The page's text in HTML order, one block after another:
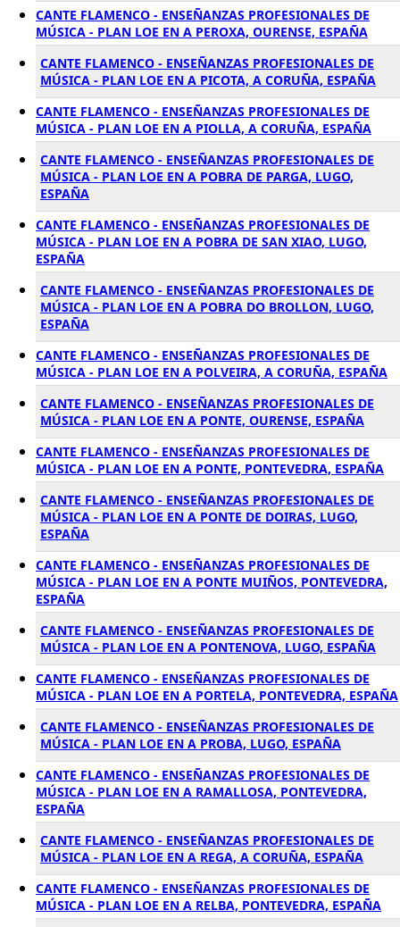
CANTE FLAMENCO - ENSEÑANZAS PROFESIONALES DE
MÚSICA - PLAN LOE EN A PEROXA, OURENSE, ESPAÑA
CANTE FLAMENCO - ENSEÑANZAS PROFESIONALES DE
MÚSICA - PLAN LOE EN A PICOTA, A CORUÑA, ESPAÑA
CANTE FLAMENCO - ENSEÑANZAS PROFESIONALES DE
MÚSICA - PLAN LOE EN A PIOLLA, A CORUÑA, ESPAÑA
CANTE FLAMENCO - ENSEÑANZAS PROFESIONALES DE
MÚSICA - PLAN LOE EN A POBRA DE PARGA, LUGO,
ESPAÑA
CANTE FLAMENCO - ENSEÑANZAS PROFESIONALES DE
MÚSICA - PLAN LOE EN A POBRA DE SAN XIAO, LUGO,
ESPAÑA
CANTE FLAMENCO - ENSEÑANZAS PROFESIONALES DE
MÚSICA - PLAN LOE EN A POBRA DO BROLLON, LUGO,
ESPAÑA
CANTE FLAMENCO - ENSEÑANZAS PROFESIONALES DE
MÚSICA - PLAN LOE EN A POLVEIRA, A CORUÑA, ESPAÑA
CANTE FLAMENCO - ENSEÑANZAS PROFESIONALES DE
MÚSICA - PLAN LOE EN A PONTE, OURENSE, ESPAÑA
CANTE FLAMENCO - ENSEÑANZAS PROFESIONALES DE
MÚSICA - PLAN LOE EN A PONTE, PONTEVEDRA, ESPAÑA
CANTE FLAMENCO - ENSEÑANZAS PROFESIONALES DE
MÚSICA - PLAN LOE EN A PONTE DE DOIRAS, LUGO,
ESPAÑA
CANTE FLAMENCO - ENSEÑANZAS PROFESIONALES DE
MÚSICA - PLAN LOE EN A PONTE MUIÑOS, PONTEVEDRA,
ESPAÑA
CANTE FLAMENCO - ENSEÑANZAS PROFESIONALES DE
MÚSICA - PLAN LOE EN A PONTENOVA, LUGO, ESPAÑA
CANTE FLAMENCO - ENSEÑANZAS PROFESIONALES DE
MÚSICA - PLAN LOE EN A PORTELA, PONTEVEDRA, ESPAÑA
CANTE FLAMENCO - ENSEÑANZAS PROFESIONALES DE
MÚSICA - PLAN LOE EN A PROBA, LUGO, ESPAÑA
CANTE FLAMENCO - ENSEÑANZAS PROFESIONALES DE
MÚSICA - PLAN LOE EN A RAMALLOSA, PONTEVEDRA,
ESPAÑA
CANTE FLAMENCO - ENSEÑANZAS PROFESIONALES DE
MÚSICA - PLAN LOE EN A REGA, A CORUÑA, ESPAÑA
CANTE FLAMENCO - ENSEÑANZAS PROFESIONALES DE
MÚSICA - PLAN LOE EN A RELBA, PONTEVEDRA, ESPAÑA